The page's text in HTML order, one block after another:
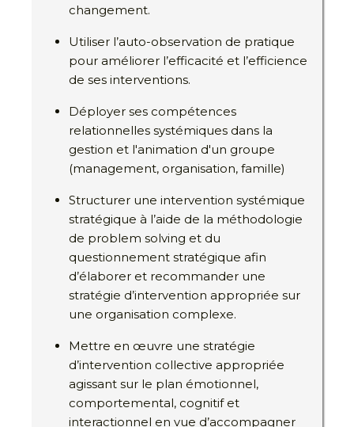
changement.
Utiliser l’auto-observation de pratique
pour améliorer l’efficacité et l’efficience
de ses interventions.
Déployer ses compétences
relationnelles systémiques dans la
gestion et l'animation d'un groupe
(management, organisation, famille)
Structurer une intervention systémique
stratégique à l’aide de la méthodologie
de problem solving et du
questionnement stratégique afin
d’élaborer et recommander une
stratégie d’intervention appropriée sur
une organisation complexe.
Mettre en œuvre une stratégie
d’intervention collective appropriée
agissant sur le plan émotionnel,
comportemental, cognitif et
interactionnel en vue d’accompagner